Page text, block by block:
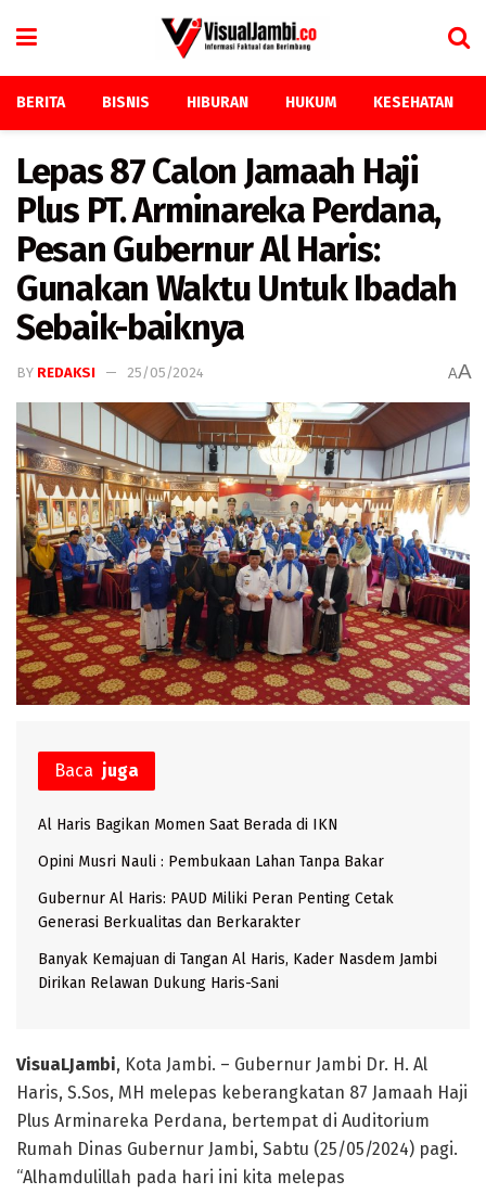
BERITA BISNIS HIBURAN HUKUM KESEHATAN
Lepas 87 Calon Jamaah Haji
Plus PT. Arminareka Perdana,
Pesan Gubernur Al Haris:
Gunakan Waktu Untuk Ibadah
Sebaik-baiknya
BY REDAKSI 25/05/2024 AA
Baca juga
Al Haris Bagikan Momen Saat Berada di IKN
Opini Musri Nauli : Pembukaan Lahan Tanpa Bakar
Gubernur Al Haris: PAUD Miliki Peran Penting Cetak
Generasi Berkualitas dan Berkarakter
Banyak Kemajuan di Tangan Al Haris, Kader Nasdem Jambi
Dirikan Relawan Dukung Haris-Sani
VisuaLJambi, Kota Jambi. – Gubernur Jambi Dr. H. Al
Haris, S.Sos, MH melepas keberangkatan 87 Jamaah Haji
Plus Arminareka Perdana, bertempat di Auditorium
Rumah Dinas Gubernur Jambi, Sabtu (25/05/2024) pagi.
“Alhamdulillah pada hari ini kita melepas